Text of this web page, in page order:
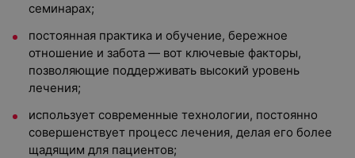
семинарах;
постоянная практика и обучение, бережное
отношение и забота — вот ключевые факторы,
позволяющие поддерживать высокий уровень
лечения;
использует современные технологии, постоянно
совершенствует процесс лечения, делая его более
щадящим для пациентов;